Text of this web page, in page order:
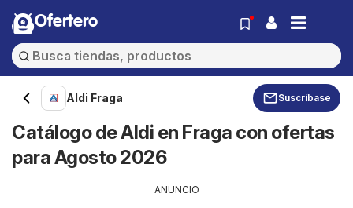
Ofertero
Aldi Fraga Suscríbase
Catálogo de Aldi en Fraga con ofertas
para Agosto 2026
ANUNCIO